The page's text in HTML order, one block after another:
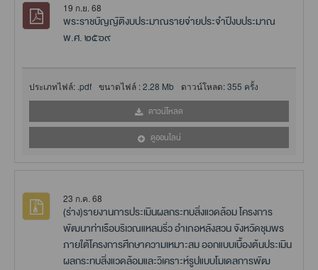
19 ก.ย. 68
พระราชบัญญัติงบประมาณรายจ่ายประจำปีงบประมาณ
พ.ศ. ๒๕๖๙
ประเภทไฟล์: .pdf ขนาดไฟล์ :2.28 Mb ดาวน์โหลด:355 ครั้ง
ดาวน์โหลด
ดูออนไลน์
23 ก.ค. 68
(ร่าง)รายงานการประเมินผลกระทบสิ่งแวดล้อม โครงการ
พัฒนาท่าเรือบริเวณแหลมริ่ว อำเภอหลังสวน จังหวัดชุมพร
ภายใต้โครงการศึกษาความเหมาะสม ออกแบบเบื้องต้นประเมิน
ผลกระทบสิ่งแวดล้อมและวิเคราะห์รูปแบบโมเดลการพัฒ